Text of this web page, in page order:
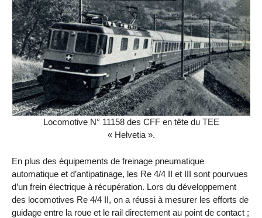
Locomotive N° 11158 des CFF en tête du TEE
« Helvetia ».
En plus des équipements de freinage pneumatique
automatique et d’antipatinage, les Re 4/4 II et III sont pourvues
d’un frein électrique à récupération. Lors du développement
des locomotives Re 4/4 II, on a réussi à mesurer les efforts de
guidage entre la roue et le rail directement au point de contact ;